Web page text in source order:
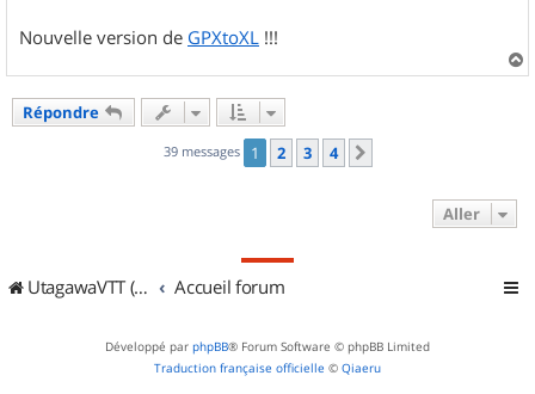
Nouvelle version de GPXtoXL !!!
a
Répondre
39 messages 1 2 3 4
Aller
UtagawaVTT (Randos VTT et VTTAE avec traces GPS) Accueil forum
Développé par phpBB® Forum Software © phpBB Limited
Traduction française officielle © Qiaeru